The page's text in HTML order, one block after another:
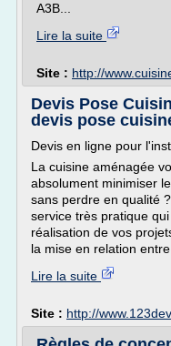
A3B...
Lire la suite
Site : http://
Devis Pose
devis pose
Devis en ligne pour
La cuisine aménagée
absolument minimiser
sans perdre en qualité
service très pratique
réalisation de vos
la mise en relation
Lire la suite
Site : http://